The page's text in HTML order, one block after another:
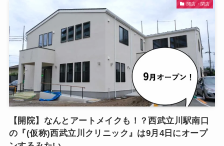
開店・閉店
【開院】なんとアートメイクも！？西武立川駅南口
の『(仮称)西武立川クリニック』は9月4日にオープ